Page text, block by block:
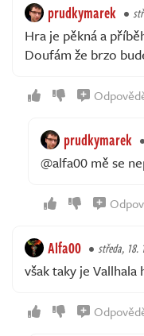
prudkymarek
Hra je pěkná a
Doufám že brzo
prudkymarek
@alfa00 mě se
Alfa00 středa, 18.
však taky je